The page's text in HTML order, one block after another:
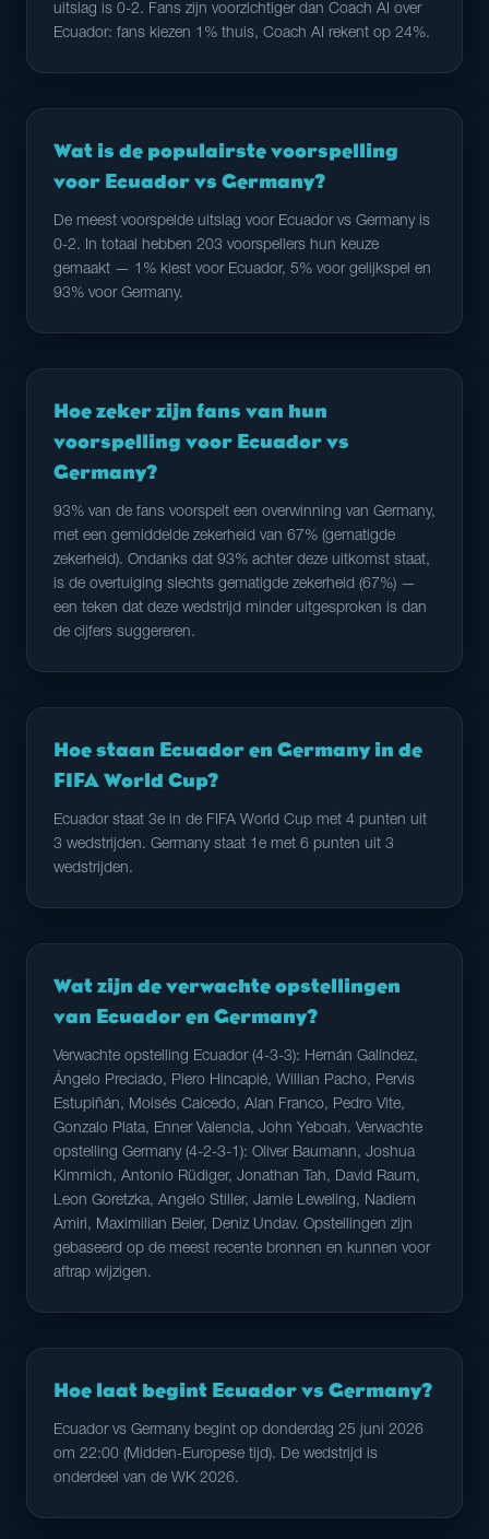
uitslag is 0-2. Fans zijn voorzichtiger dan Coach AI over
Ecuador: fans kiezen 1% thuis, Coach AI rekent op 24%.
Wat is de populairste voorspelling
voor Ecuador vs Germany?
De meest voorspelde uitslag voor Ecuador vs Germany is
0-2. In totaal hebben 203 voorspellers hun keuze
gemaakt — 1% kiest voor Ecuador, 5% voor gelijkspel en
93% voor Germany.
Hoe zeker zijn fans van hun
voorspelling voor Ecuador vs
Germany?
93% van de fans voorspelt een overwinning van Germany,
met een gemiddelde zekerheid van 67% (gematigde
zekerheid). Ondanks dat 93% achter deze uitkomst staat,
is de overtuiging slechts gematigde zekerheid (67%) —
een teken dat deze wedstrijd minder uitgesproken is dan
de cijfers suggereren.
Hoe staan Ecuador en Germany in de
FIFA World Cup?
Ecuador staat 3e in de FIFA World Cup met 4 punten uit
3 wedstrijden. Germany staat 1e met 6 punten uit 3
wedstrijden.
Wat zijn de verwachte opstellingen
van Ecuador en Germany?
Verwachte opstelling Ecuador (4-3-3): Hernán Galíndez,
Ángelo Preciado, Piero Hincapié, Willian Pacho, Pervis
Estupiñán, Moisés Caicedo, Alan Franco, Pedro Vite,
Gonzalo Plata, Enner Valencia, John Yeboah. Verwachte
opstelling Germany (4-2-3-1): Oliver Baumann, Joshua
Kimmich, Antonio Rüdiger, Jonathan Tah, David Raum,
Leon Goretzka, Angelo Stiller, Jamie Leweling, Nadiem
Amiri, Maximilian Beier, Deniz Undav. Opstellingen zijn
gebaseerd op de meest recente bronnen en kunnen voor
aftrap wijzigen.
Hoe laat begint Ecuador vs Germany?
Ecuador vs Germany begint op donderdag 25 juni 2026
om 22:00 (Midden-Europese tijd). De wedstrijd is
onderdeel van de WK 2026.